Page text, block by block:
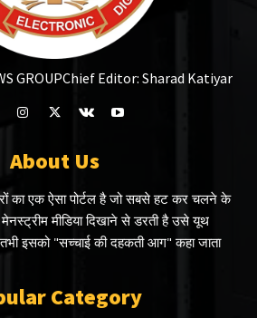
GROUPChief Editor: Sharad Katiyar
About Us
का एक ऐसा पोर्टल है जो सबसे हट कर चलने के
मीडिया दिखाने से डरती है उसे यूथ
इसको "सच्चाई की दहकती आग" कहा जाता
Category